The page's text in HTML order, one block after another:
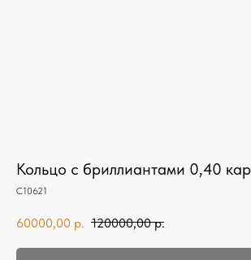
Кольцо с бриллиантами 0,40
С10621
60000,00 р. 120000,00 р.